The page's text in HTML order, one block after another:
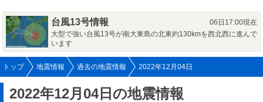
台風13号情報
06日17:00現在
大型で強い台風13号が南大東島の北東約130kmを西北西に進んで
います
トップ 地震情報 過去の地震情報 2022年12月04日
2022年12月04日の地震情報